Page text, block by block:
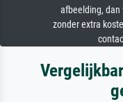
afbeelding, dan
zonder extra